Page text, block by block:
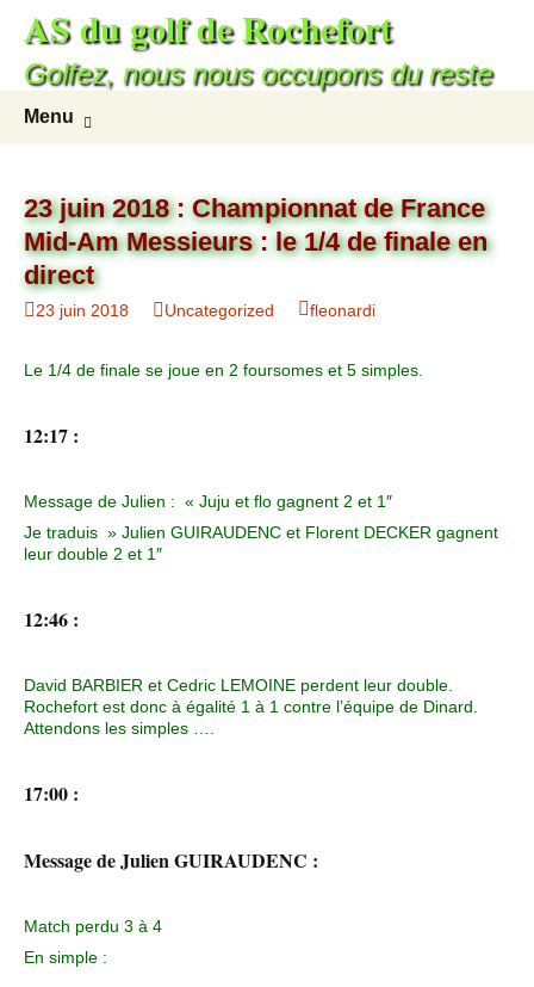
AS du golf de Rochefort
Golfez, nous nous occupons du reste
Menu
23 juin 2018 : Championnat de France
Mid-Am Messieurs : le 1/4 de finale en
direct
23 juin 2018 Uncategorized fleonardi
Le 1/4 de finale se joue en 2 foursomes et 5 simples.
12:17 :
Message de Julien : « Juju et flo gagnent 2 et 1″
Je traduis » Julien GUIRAUDENC et Florent DECKER gagnent
leur double 2 et 1″
12:46 :
David BARBIER et Cedric LEMOINE perdent leur double.
Rochefort est donc à égalité 1 à 1 contre l’équipe de Dinard.
Attendons les simples ….
17:00 :
Message de Julien GUIRAUDENC :
Match perdu 3 à 4
En simple :